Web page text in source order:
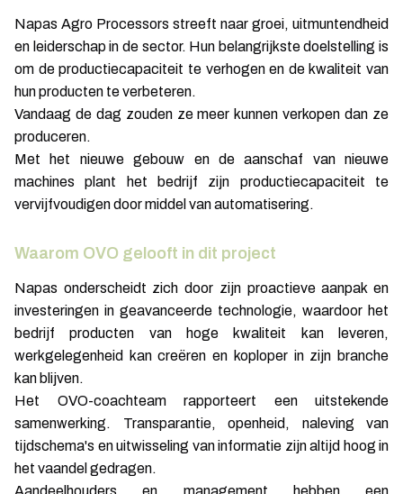
Napas Agro Processors streeft naar groei, uitmuntendheid
en leiderschap in de sector. Hun belangrijkste doelstelling is
om de productiecapaciteit te verhogen en de kwaliteit van
hun producten te verbeteren.
Vandaag de dag zouden ze meer kunnen verkopen dan ze
produceren.
Met het nieuwe gebouw en de aanschaf van nieuwe
machines plant het bedrijf zijn productiecapaciteit te
vervijfvoudigen door middel van automatisering.
Waarom OVO gelooft in dit project
Napas onderscheidt zich door zijn proactieve aanpak en
investeringen in geavanceerde technologie, waardoor het
bedrijf producten van hoge kwaliteit kan leveren,
werkgelegenheid kan creëren en koploper in zijn branche
kan blijven.
Het OVO-coachteam rapporteert een uitstekende
samenwerking. Transparantie, openheid, naleving van
tijdschema's en uitwisseling van informatie zijn altijd hoog in
het vaandel gedragen.
Aandeelhouders en management hebben een